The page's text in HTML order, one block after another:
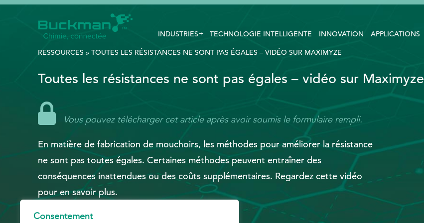
Consentement
Ackumen
English
Rechercher
:
INDUSTRIES TECHNOLOGIE INTELLIGENTE INNOVATION APPLICATIONS
RESSOURCES » TOUTES LES RÉSISTANCES NE SONT PAS ÉGALES​​​​​​​ – VIDÉO SUR MAXIMYZE
Toutes les résistances ne sont pas égales​​​​​​​ – vidéo sur Maximyze
Vous pouvez télécharger cet article après avoir soumis le formulaire rempli.
En matière de fabrication de mouchoirs, les méthodes pour améliorer la résistance
ne sont pas toutes égales. Certaines méthodes peuvent entraîner des
conséquences inattendues ou des coûts supplémentaires.​​​​​​​ Regardez cette vidéo
pour en savoir plus.